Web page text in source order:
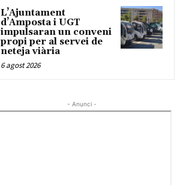
L’Ajuntament
d’Amposta i UGT
impulsaran un conveni
propi per al servei de
neteja viària
6 agost 2026
- Anunci -